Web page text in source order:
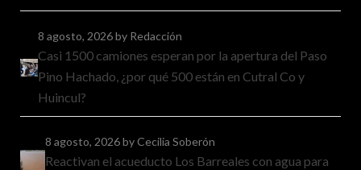
8 agosto, 2026by Redacción
Casi 1500 camiones esperan por la apertura del Paso
Pino Hachado, ¿por qué 500 están en Cutral Co y
Huincul?
8 agosto, 2026by Cecilia Soberón
Reactivan el acueducto Los Barreales con agua para